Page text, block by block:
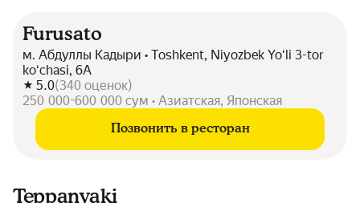
Furusato
м. Абдуллы Кадыри • Toshkent, Niyozbek Yoʻli 3-tor
koʻchasi, 6А
5.0(340 оценок)
250 000-600 000 сум • Азиатская, Японская
Позвонить в ресторан
Teppanyaki